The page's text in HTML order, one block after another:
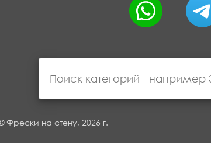
Фрески на стену, 2026 г.